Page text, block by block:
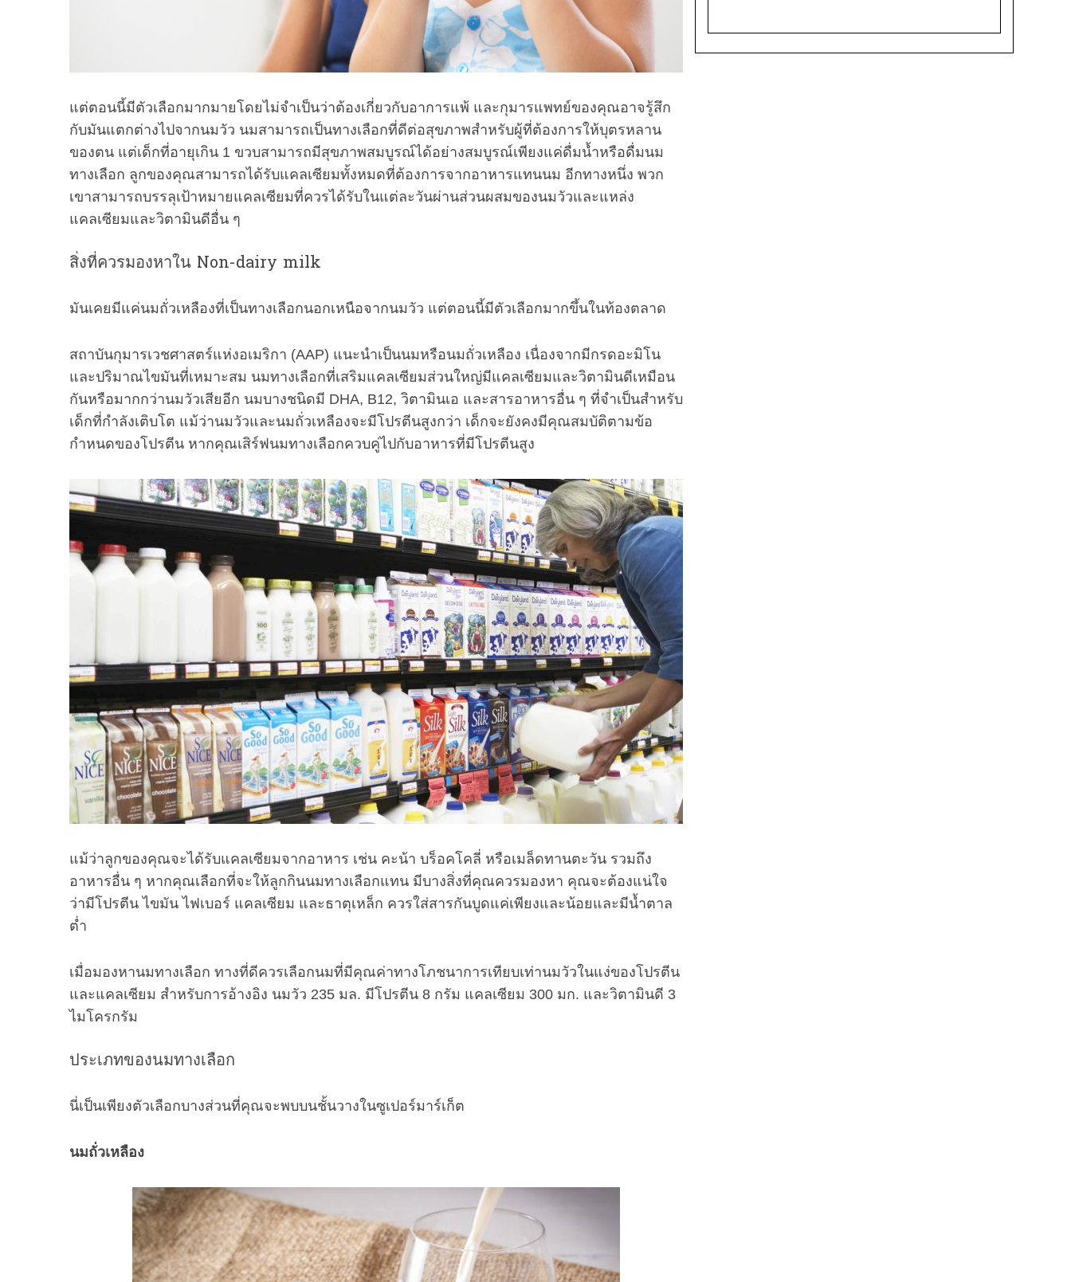
แต่ตอนนี้มีตัวเลือกมากมายโดยไม่จำเป็นว่าต้องเกี่ยวกับอาการแพ้ และกุมารแพทย์ของคุณอาจรู้สึก
กับมันแตกต่างไปจากนมวัว นมสามารถเป็นทางเลือกที่ดีต่อสุขภาพสำหรับผู้ที่ต้องการให้บุตรหลาน
ของตน แต่เด็กที่อายุเกิน 1 ขวบสามารถมีสุขภาพสมบูรณ์ได้อย่างสมบูรณ์เพียงแค่ดื่มน้ำหรือดื่มนม
ทางเลือก ลูกของคุณสามารถได้รับแคลเซียมทั้งหมดที่ต้องการจากอาหารแทนนม อีกทางหนึ่ง พวก
เขาสามารถบรรลุเป้าหมายแคลเซียมที่ควรได้รับในแต่ละวันผ่านส่วนผสมของนมวัวและแหล่ง
แคลเซียมและวิตามินดีอื่น ๆ
สิ่งที่ควรมองหาใน Non-dairy milk
มันเคยมีแค่นมถั่วเหลืองที่เป็นทางเลือกนอกเหนือจากนมวัว แต่ตอนนี้มีตัวเลือกมากขึ้นในท้องตลาด
สถาบันกุมารเวชศาสตร์แห่งอเมริกา (AAP) แนะนำเป็นนมหรือนมถั่วเหลือง เนื่องจากมีกรดอะมิโน
และปริมาณไขมันที่เหมาะสม นมทางเลือกที่เสริมแคลเซียมส่วนใหญ่มีแคลเซียมและวิตามินดีเหมือน
กันหรือมากกว่านมวัวเสียอีก นมบางชนิดมี DHA, B12, วิตามินเอ และสารอาหารอื่น ๆ ที่จำเป็นสำหรับ
เด็กที่กำลังเติบโต แม้ว่านมวัวและนมถั่วเหลืองจะมีโปรตีนสูงกว่า เด็กจะยังคงมีคุณสมบัติตามข้อ
กำหนดของโปรตีน หากคุณเสิร์ฟนมทางเลือกควบคู่ไปกับอาหารที่มีโปรตีนสูง
แม้ว่าลูกของคุณจะได้รับแคลเซียมจากอาหาร เช่น คะน้า บร็อคโคลี่ หรือเมล็ดทานตะวัน รวมถึง
อาหารอื่น ๆ หากคุณเลือกที่จะให้ลูกกินนมทางเลือกแทน มีบางสิ่งที่คุณควรมองหา คุณจะต้องแน่ใจ
ว่ามีโปรตีน ไขมัน ไฟเบอร์ แคลเซียม และธาตุเหล็ก ควรใส่สารกันบูดแค่เพียงและน้อยและมีน้ำตาล
ต่ำ
เมื่อมองหานมทางเลือก ทางที่ดีควรเลือกนมที่มีคุณค่าทางโภชนาการเทียบเท่านมวัวในแง่ของโปรตีน
และแคลเซียม สำหรับการอ้างอิง นมวัว 235 มล. มีโปรตีน 8 กรัม แคลเซียม 300 มก. และวิตามินดี 3
ไมโครกรัม
ประเภทของนมทางเลือก
นี่เป็นเพียงตัวเลือกบางส่วนที่คุณจะพบบนชั้นวางในซูเปอร์มาร์เก็ต
นมถั่วเหลือง